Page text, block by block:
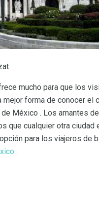
mucho para que los
mejor forma de conocer el
México . Los amantes
que cualquier otra ciudad
para los viajeros de
.